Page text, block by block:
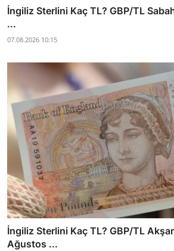
İngiliz Sterlini Kaç TL? GBP/TL
...
07.08.2026 10:15
İngiliz Sterlini Kaç TL? GBP/TL
Ağustos ...